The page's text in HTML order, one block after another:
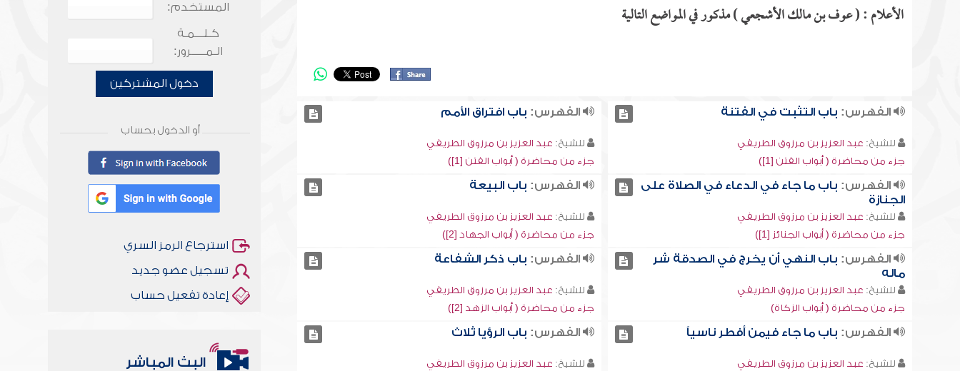
الأعلام : ( عوف بن مالك الأشجعي ) مذكور في المواضع التالية
الفهرس: باب التثبت في الفتنة
للشيخ: عبد العزيز بن مرزوق الطريفي
جزء من محاضرة ( أبواب الفتن [1])
الفهرس: باب افتراق الأمم
للشيخ: عبد العزيز بن مرزوق الطريفي
جزء من محاضرة ( أبواب الفتن [1])
الفهرس: باب ما جاء في الدعاء في الصلاة على
الجنازة
للشيخ: عبد العزيز بن مرزوق الطريفي
جزء من محاضرة ( أبواب الجنائز [1])
الفهرس: باب البيعة
للشيخ: عبد العزيز بن مرزوق الطريفي
جزء من محاضرة ( أبواب الجهاد [2])
الفهرس: باب النهي أن يخرج في الصدقة شر
ماله
للشيخ: عبد العزيز بن مرزوق الطريفي
جزء من محاضرة ( أبواب الزكاة)
الفهرس: باب ذكر الشفاعة
للشيخ: عبد العزيز بن مرزوق الطريفي
جزء من محاضرة ( أبواب الزهد [2])
الفهرس: باب ما جاء فيمن أفطر ناسياً
للشيخ: عبد العزيز بن مرزوق الطريفي
الفهرس: باب الرؤيا ثلاث
للشيخ: عبد العزيز بن مرزوق الطريفي
المستخدم:
كـلـــمـة
الـمـــــرور:
دخول المشتركين
أو الدخول بحساب
استرجاع الرمز السري
تسجيل عضو جديد
إعادة تفعيل حساب
البث المباشر